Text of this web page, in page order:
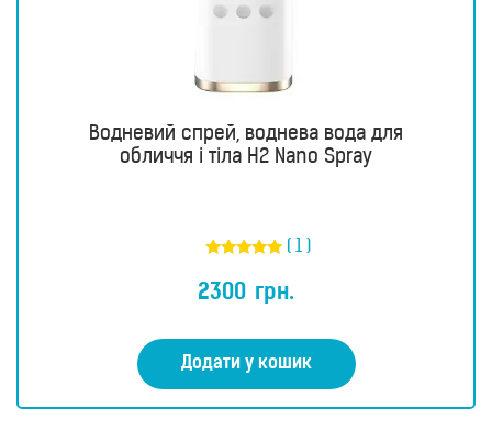
Водневий спрей, воднева вода для
обличчя і тіла H2 Nano Spray
5.00
з 5
( 1 )
2300 грн.
Додати у кошик